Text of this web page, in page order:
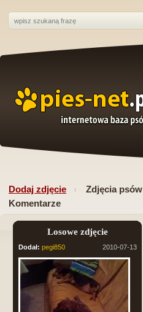
Dodaj zdjęcie Zdjęcia psów
Komentarze
Losowe zdjęcie
Dodał: pegi850 2010-07-13